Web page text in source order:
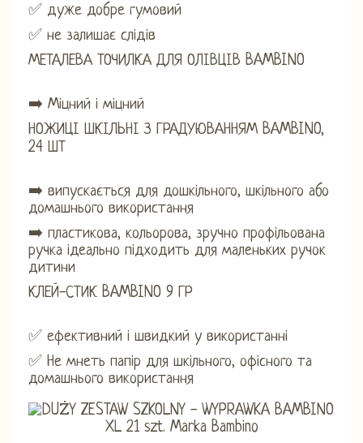
✅ дуже добре гумовий
✅ не залишає слідів
МЕТАЛЕВА ТОЧИЛКА ДЛЯ ОЛІВЦІВ BAMBINO
➡️ Міцний і міцний
НОЖИЦІ ШКІЛЬНІ З ГРАДУЮВАННЯМ BAMBINO,
24 ШТ
➡️ випускається для дошкільного, шкільного або
домашнього використання
➡️ пластикова, кольорова, зручно профільована
ручка ідеально підходить для маленьких ручок
дитини
КЛЕЙ-СТИК BAMBINO 9 ГР
✅ ефективний і швидкий у використанні
✅ Не мнеть папір для шкільного, офісного та
домашнього використання